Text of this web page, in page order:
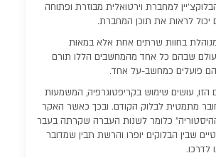
למחברת וירטואלית מבוזרת ופתוחה
לראות את תוכן המחברת.
בחוות שרתים אחת אלא במאות
שבהם כל אחד מהמחשבים הללו תורם
הם פועלים כמחשב-על אחד.
עושים שימוש בקריפטוגרפיה, המשמעות
מתמטית לבלוק הקודם. ובכך כאשר האקר
כלומר לשנות העברה שקרתה בעבר
שבין הבלוקים יופרו והרשת תבין שמדובר
לדרכו.